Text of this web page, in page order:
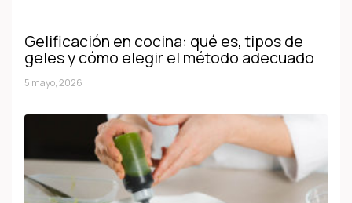
Gelificación en cocina: qué es, tipos de
geles y cómo elegir el método adecuado
5 mayo, 2026